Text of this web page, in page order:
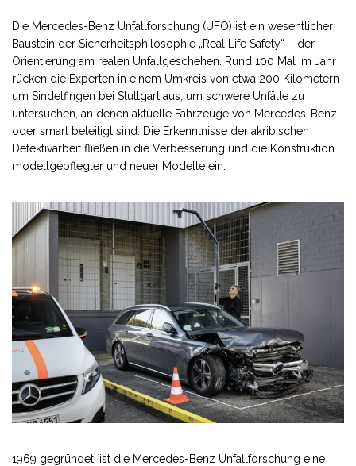
Die Mercedes-Benz Unfallforschung (UFO) ist ein wesentlicher
Baustein der Sicherheitsphilosophie „Real Life Safety“ – der
Orientierung am realen Unfallgeschehen. Rund 100 Mal im Jahr
rücken die Experten in einem Umkreis von etwa 200 Kilometern
um Sindelfingen bei Stuttgart aus, um schwere Unfälle zu
untersuchen, an denen aktuelle Fahrzeuge von Mercedes-Benz
oder smart beteiligt sind. Die Erkenntnisse der akribischen
Detektivarbeit fließen in die Verbesserung und die Konstruktion
modellgepflegter und neuer Modelle ein.
1969 gegründet, ist die Mercedes-Benz Unfallforschung eine